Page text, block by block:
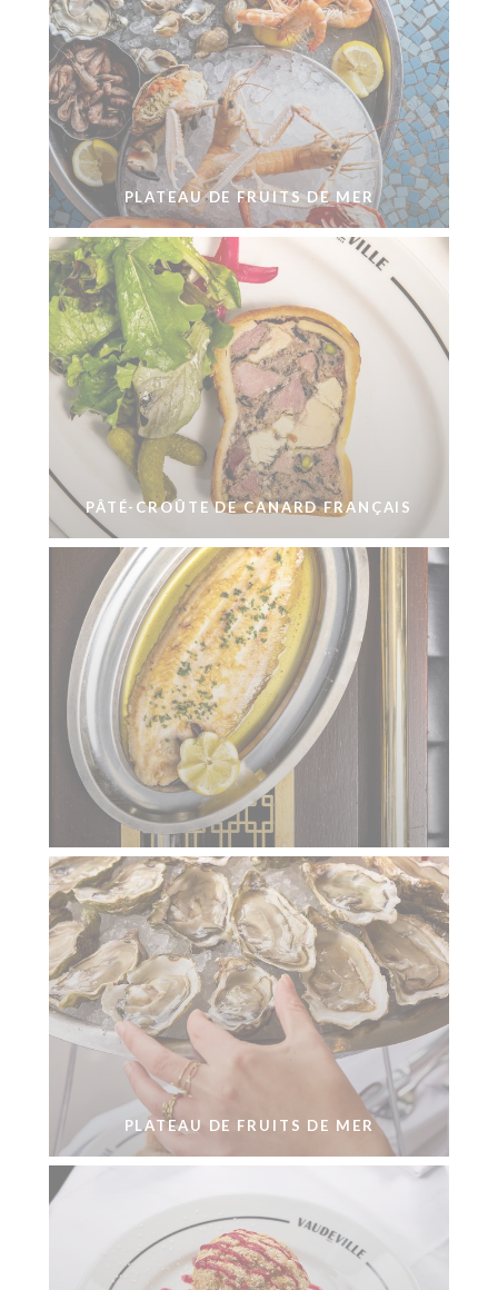
PLATEAU DE FRUITS DE MER
PÂTÉ-CROÛTE DE CANARD FRANÇAIS
PLATEAU DE FRUITS DE MER